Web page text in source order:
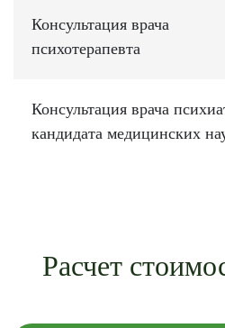
Консультация врача
психотерапевта
Консультация врача
кандидата медицинских
Расчет